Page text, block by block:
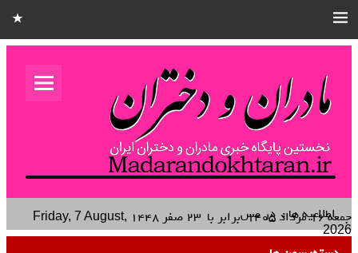
مادران و
اطلاعیه ها : در مسجد تعزیه تما جمعه ۱۶ مرداد ۱۴۰۵ برابر با ۲۳ صفر ۱۴۴۸
Friday, 7 August,
2026